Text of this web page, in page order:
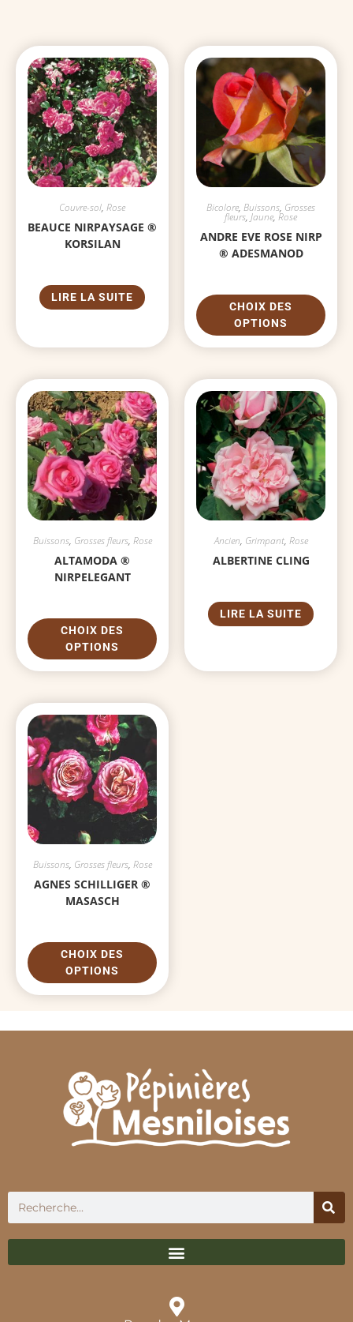
Couvre-sol, Rose
BEAUCE NIRPAYSAGE ®
KORSILAN
LIRE LA SUITE
Bicolore, Buissons, Grosses
fleurs, Jaune, Rose
ANDRE EVE ROSE NIRP
® ADESMANOD
CHOIX DES
OPTIONS
Buissons, Grosses fleurs, Rose
ALTAMODA ®
NIRPELEGANT
CHOIX DES
OPTIONS
Ancien, Grimpant, Rose
ALBERTINE CLING
LIRE LA SUITE
Buissons, Grosses fleurs, Rose
AGNES SCHILLIGER ®
MASASCH
CHOIX DES
OPTIONS